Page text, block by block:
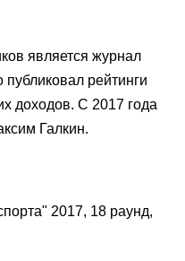
является журнал
рейтинги
доходов. С 2017 года
Галкин.
2017, 18 раунд,